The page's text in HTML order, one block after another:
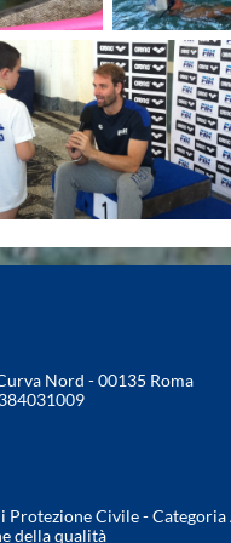
Nord - 00135 Roma
Protezione Civile - Categoria
della qualità